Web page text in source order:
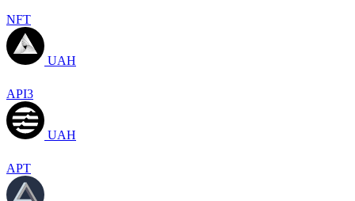
NFT
UAH
API3
UAH
APT